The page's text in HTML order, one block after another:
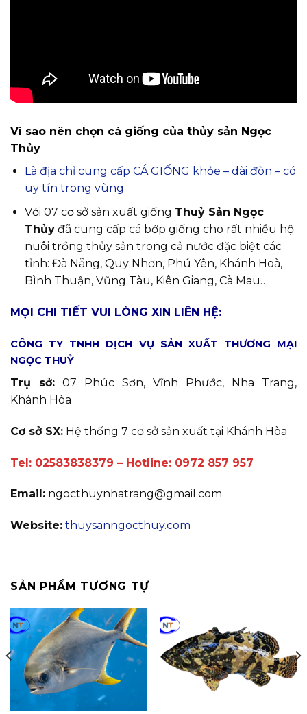
Vì sao nên chọn cá giống của thủy sản Ngọc
Thủy
Là địa chỉ cung cấp CÁ GIỐNG khỏe – dài đòn – có
uy tín trong vùng
Với 07 cơ sở sản xuất giống Thuỷ Sản Ngọc
Thủyđã cung cấp cá bớp giống cho rất nhiều hộ
nuôi trồng thủy sản trong cả nước đặc biệt các
tỉnh: Đà Nẵng, Quy Nhơn, Phú Yên, Khánh Hoà,
Bình Thuận, Vũng Tàu, Kiên Giang, Cà Mau…
MỌI CHI TIẾT VUI LÒNG XIN LIÊN HỆ:
CÔNG TY TNHH DỊCH VỤ SẢN XUẤT THƯƠNG MẠI
NGỌC THUỶ
Trụ sở: 07 Phúc Sơn, Vĩnh Phước, Nha Trang,
Khánh Hòa
Cơ sở SX: Hệ thống 7 cơ sở sản xuất tại Khánh Hòa
Tel: 02583838379 – Hotline: 0972 857 957
Email: ngocthuynhatrang@gmail.com
Website: thuysanngocthuy.com
SẢN PHẨM TƯƠNG TỰ